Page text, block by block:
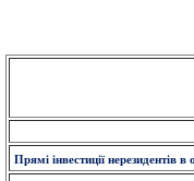
Прямі інвестиції нерезидентів